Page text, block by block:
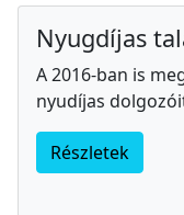
Nyugdíjas
A 2016-ban is
nyudíjas
Részletek